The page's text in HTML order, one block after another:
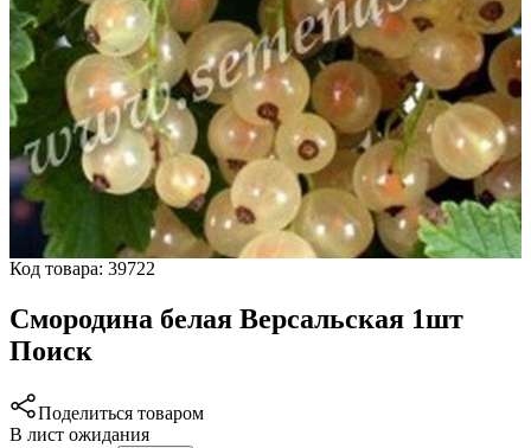
Код товара: 39722
Смородина белая Версальская 1шт
Поиск
Поделиться товаром
В лист ожидания